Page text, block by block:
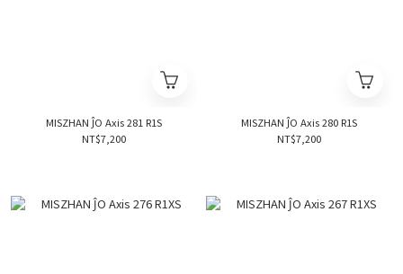
MISZHAN ĴO Axis 281 R1S
NT$7,200
MISZHAN ĴO Axis 280 R1S
NT$7,200